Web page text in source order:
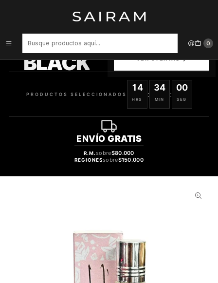
0
PERFUME LATTAFA YARA MUJER ROLL ON EDP 10 ML
BLACK
SELECCIONADOS
PRODUCTOS SELECCIONADOS
14
HRS
:
34
MIN
:
00
SEG
ENVÍO GRATIS
R.M.sobre$80.000
REGIONESsobre$150.000